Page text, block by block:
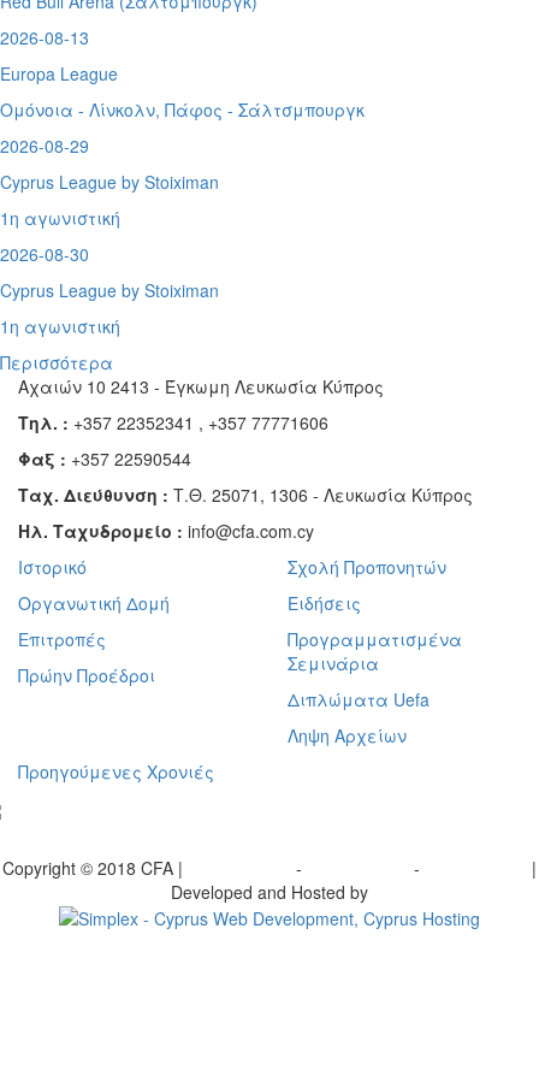
2026-08-13
Europa League
Ομόνοια - Λίνκολν, Πάφος - Σάλτσμπουργκ
2026-08-29
Cyprus League by Stoiximan
1η αγωνιστική
2026-08-30
Cyprus League by Stoiximan
1η αγωνιστική
Περισσότερα
Αχαιών 10 2413 - Έγκωμη Λευκωσία Κύπρος
Τηλ. : +357 22352341 , +357 77771606
Φαξ : +357 22590544
Ταχ. Διεύθυνση : Τ.Θ. 25071, 1306 - Λευκωσία Κύπρος
Ηλ. Ταχυδρομείο : info@cfa.com.cy
Ιστορικό
Οργανωτική Δομή
Επιτροπές
Πρώην Προέδροι
Σχολή Προπονητών
Ειδήσεις
Προγραμματισμένα
Σεμινάρια
Διπλώματα Uefa
Ληψη Αρχείων
Προηγούμενες Χρονιές
Copyright © 2018 CFA | - -
|
Developed and Hosted by